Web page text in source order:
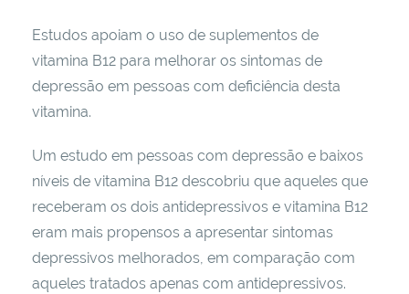
Estudos apoiam o uso de suplementos de
vitamina B12 para melhorar os sintomas de
depressão em pessoas com deficiência desta
vitamina.
Um estudo em pessoas com depressão e baixos
níveis de vitamina B12 descobriu que aqueles que
receberam os dois antidepressivos e vitamina B12
eram mais propensos a apresentar sintomas
depressivos melhorados, em comparação com
aqueles tratados apenas com antidepressivos.